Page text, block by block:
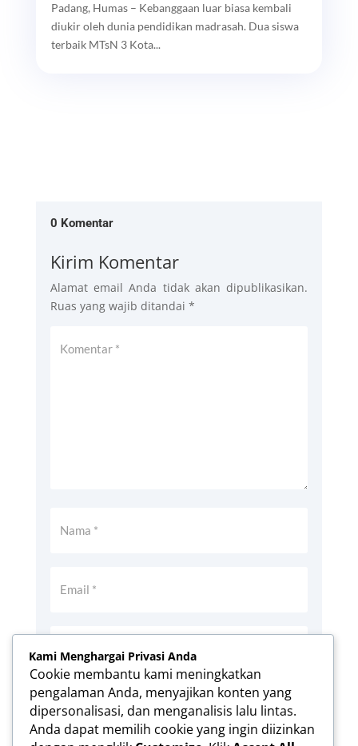
Padang, Humas – Kebanggaan luar biasa kembali
diukir oleh dunia pendidikan madrasah. Dua siswa
terbaik MTsN 3 Kota...
0 Komentar
Kirim Komentar
Alamat email Anda tidak akan dipublikasikan.
Ruas yang wajib ditandai *
Simpan nama, email, dan situs web saya
pada peramban ini untuk komentar saya
berikutnya.
Kami Menghargai Privasi Anda
Cookie membantu kami meningkatkan
pengalaman Anda, menyajikan konten yang
dipersonalisasi, dan menganalisis lalu lintas.
Anda dapat memilih cookie yang ingin diizinkan